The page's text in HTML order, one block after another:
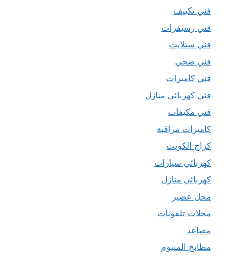
فني تكييف
فني رسيفرات
فني ستلايت
فني صحي
فني كاميرات
فني كهربائي منازل
فني مكيفات
كاميرات مراقبة
كراج الكويت
كهربائي سيارات
كهربائي منازل
محل عصير
محلات تلفونات
مصاعد
مطابخ المنيوم